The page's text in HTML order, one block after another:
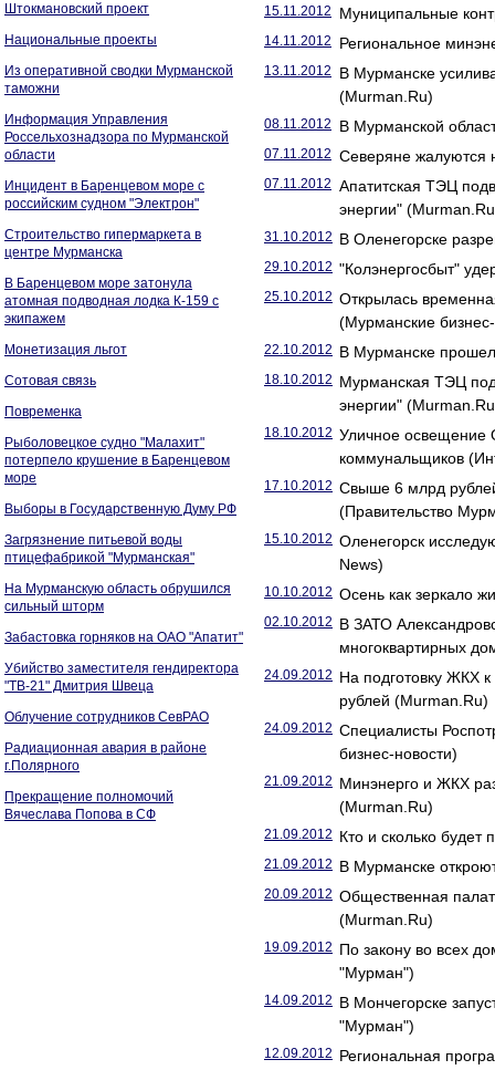
Штокмановский проект
Национальные проекты
Из оперативной сводки Мурманской
таможни
Информация Управления
Россельхознадзора по Мурманской
области
Инцидент в Баренцевом море с
российским судном "Электрон"
Строительство гипермаркета в
центре Мурманска
В Баренцевом море затонула
атомная подводная лодка К-159 с
экипажем
Монетизация льгот
Сотовая связь
Повременка
Рыболовецкое судно "Малахит"
потерпело крушение в Баренцевом
море
Выборы в Государственную Думу РФ
Загрязнение питьевой воды
птицефабрикой "Мурманская"
На Мурманскую область обрушился
сильный шторм
Забастовка горняков на ОАО "Апатит"
Убийство заместителя гендиректора
"ТВ-21" Дмитрия Швеца
Облучение сотрудников СевРАО
Радиационная авария в районе
г.Полярного
Прекращение полномочий
Вячеслава Попова в СФ
15.11.2012 Муниципальные
14.11.2012 Региональное
13.11.2012
В Мурманске
(Murman.Ru)
08.11.2012 В Мурманской
07.11.2012 Северяне жалуются
07.11.2012 Апатитская ТЭЦ
энергии"
31.10.2012 В Оленегорске
29.10.2012 "Колэнергосбыт"
25.10.2012 Открылась
(Мурманские
22.10.2012 В Мурманске
18.10.2012 Мурманская ТЭЦ
энергии"
18.10.2012 Уличное освещение
коммунальщиков
17.10.2012 Свыше 6 млрд
(Правительство
15.10.2012 Оленегорск
News)
10.10.2012 Осень как зеркало
02.10.2012 В ЗАТО
многоквартирных
24.09.2012 На подготовку ЖКХ
рублей (Murman.Ru)
24.09.2012 Специалисты
бизнес-новости)
21.09.2012 Минэнерго и ЖКХ
(Murman.Ru)
21.09.2012 Кто и сколько
21.09.2012 В Мурманске
20.09.2012 Общественная
(Murman.Ru)
19.09.2012 По закону во всех
"Мурман")
14.09.2012 В Мончегорске
"Мурман")
12.09.2012 Региональная